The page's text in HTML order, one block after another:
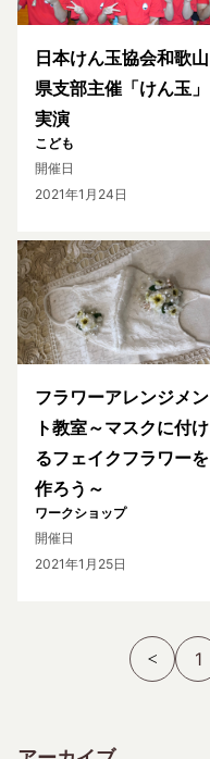
日本けん玉協会和歌山
県支部主催「けん玉」
実演
こども
開催日
2021年1月24日
フラワーアレンジメン
ト教室～マスクに付け
るフェイクフラワーを
作ろう～
ワークショップ
開催日
2021年1月25日
1